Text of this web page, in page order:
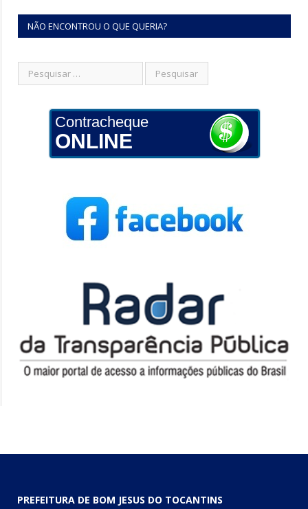
NÃO ENCONTROU O QUE QUERIA?
Contracheque
ONLINE
PREFEITURA DE BOM JESUS DO TOCANTINS